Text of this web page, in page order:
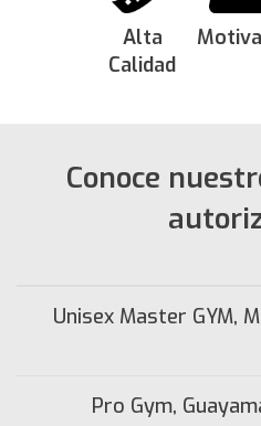
Alta
Calidad
Conoce
Unisex Master GYM,
Pro Gym,